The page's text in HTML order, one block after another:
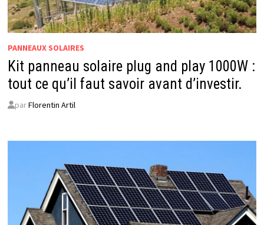
PANNEAUX SOLAIRES
Kit panneau solaire plug and play 1000W :
tout ce qu’il faut savoir avant d’investir.
parFlorentin Artil